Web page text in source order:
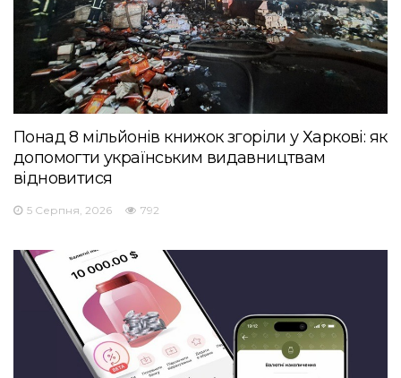
Понад 8 мільйонів книжок згоріли у Харкові: як
допомогти українським видавництвам
відновитися
5 Серпня, 2026 792